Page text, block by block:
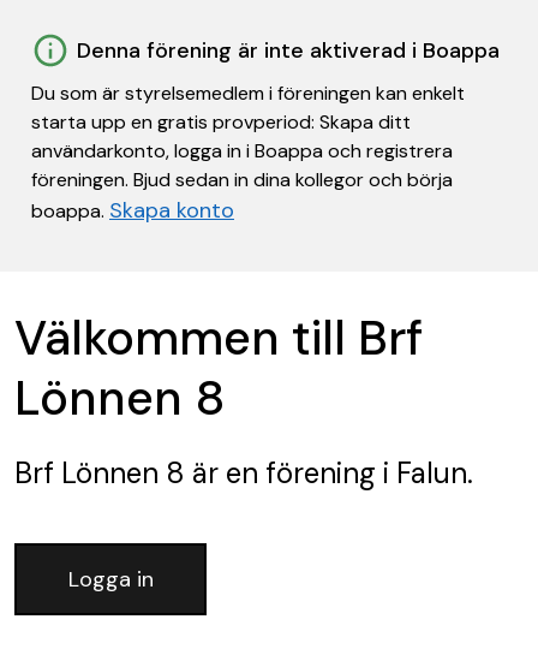
Denna förening är inte aktiverad i Boappa
Du som är styrelsemedlem i föreningen kan enkelt
starta upp en gratis provperiod: Skapa ditt
användarkonto, logga in i Boappa och registrera
föreningen. Bjud sedan in dina kollegor och börja
boappa. Skapa konto
Välkommen till Brf
Lönnen 8
Brf Lönnen 8 är en förening i Falun.
Logga in